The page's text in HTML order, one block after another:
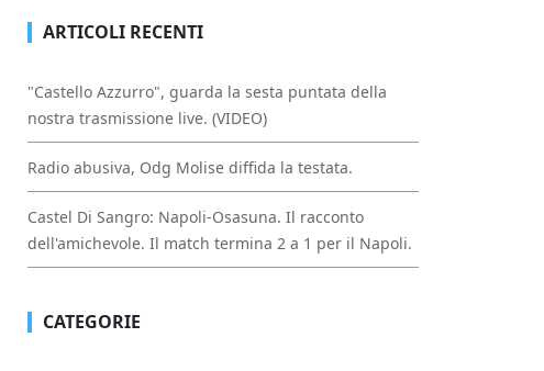
ARTICOLI RECENTI
"Castello Azzurro", guarda la sesta puntata della
nostra trasmissione live. (VIDEO)
Radio abusiva, Odg Molise diffida la testata.
Castel Di Sangro: Napoli-Osasuna. Il racconto
dell'amichevole. Il match termina 2 a 1 per il Napoli.
CATEGORIE